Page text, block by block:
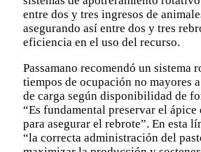
entre dos y tres ingresos de
asegurando así entre dos y tres
eficiencia en el uso del recurso.
Passamano recomendó un sistema
tiempos de ocupación no mayores
de carga según disponibilidad de
“Es fundamental preservar el
para asegurar el rebrote”. En esta
“la correcta administración del